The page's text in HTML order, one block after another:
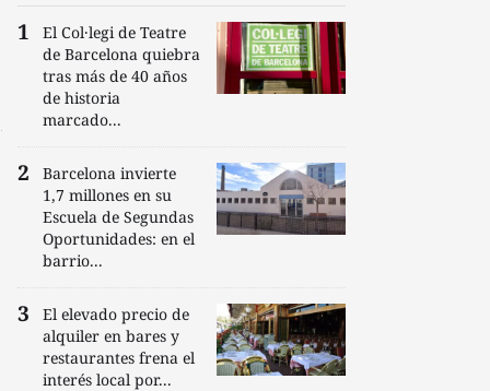
El Col·legi de Teatre
de Barcelona quiebra
tras más de 40 años
de historia
marcado...
Barcelona invierte
1,7 millones en su
Escuela de Segundas
Oportunidades: en el
barrio...
El elevado precio de
alquiler en bares y
restaurantes frena el
interés local por...